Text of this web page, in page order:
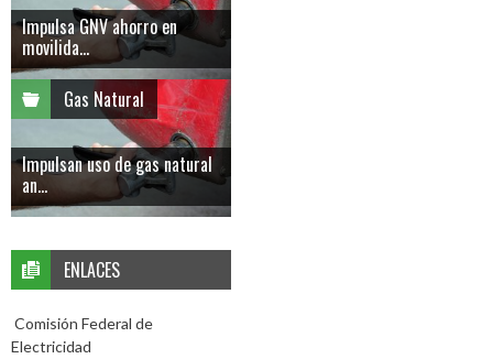
Impulsa GNV ahorro en
movilida...
Gas Natural
Impulsan uso de gas natural
an...
ENLACES
Comisión Federal de
Electricidad